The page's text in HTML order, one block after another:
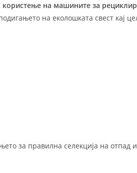
користење на машините за
на еколошката свест кај
за правилна селекција на отпад